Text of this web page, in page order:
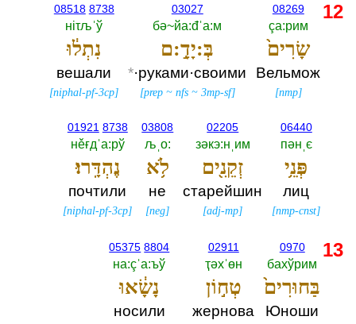
08269
çа:рим
שָׂרִים֙
Вельмож
[nmp]
03027
бә~йа:đˈа:м
בְּ:יָדָ֣:ם
*·руками·своими
[prep~ nfs~ 3mp-sf]
08518 8738
нiτљˈў
נִתְל֔וּ
вешали
[niphal-pf-3cp]
06440
пәнˌє
פְּנֵ֥י
лиц
[nmp-cnst]
02205
зәкэ:нˌим
זְקֵנִ֖ים
старейшин
[adj-mp]
03808
љˌо:‎
לֹ֥א
не
[neg]
01921 8738
нěғдˈа:рў
נֶהְדָּֽרוּ׃
почтили
[niphal-pf-3cp]
12
0970
бахўрим
בַּחוּרִים֙
Юноши
02911
ҭәхˈөн
טְח֣וֹן
жернова
05375 8804
на:çˈа:ъў
נָשָׂ֔אוּ
носили
13